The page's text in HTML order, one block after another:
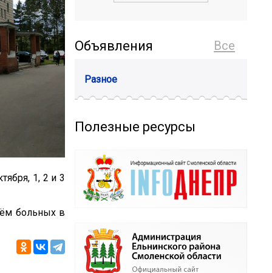
1, 2 и 3
больных в
Все
Объявления
Разное
Полезные ресурсы